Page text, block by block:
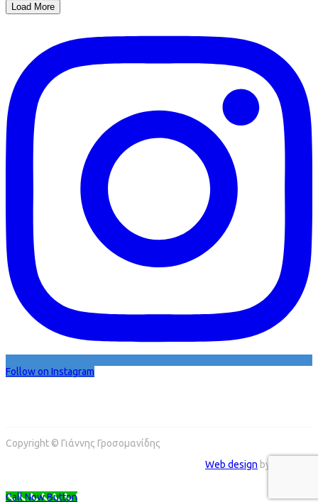
Load More
Follow on Instagram
Copyright © Γιάννης Γροσομανίδης
Web design by Addicted
Call Now Button